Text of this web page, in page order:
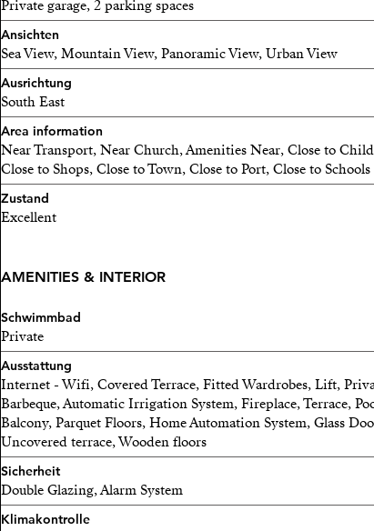
Private garage, 2 parking spaces
Ansichten
Sea View, Mountain View, Panoramic View, Urban View
Ausrichtung
South East
Area information
Near Transport, Near Church, Amenities Near, Close to
Close to Shops, Close to Town, Close to Port, Close to Schools
Zustand
Excellent
AMENITIES & INTERIOR
Schwimmbad
Private
Ausstattung
Internet - Wifi, Covered Terrace, Fitted Wardrobes, Lift,
Barbeque, Automatic Irrigation System, Fireplace, Terrace,
Balcony, Parquet Floors, Home Automation System, Glass
Uncovered terrace, Wooden floors
Sicherheit
Double Glazing, Alarm System
Klimakontrolle